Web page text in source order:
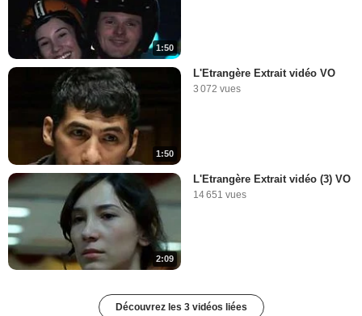
1:50
1:50
L'Etrangère Extrait vidéo VO
3 072 vues
2:09
L'Etrangère Extrait vidéo (3) VO
14 651 vues
Découvrez les 3 vidéos liées